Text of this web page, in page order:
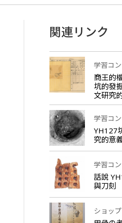
関連リンク
学習コ
商王的
坑的發
文研究
学習コ
YH127
究的意
学習コ
話說
與刀刻
ショップ